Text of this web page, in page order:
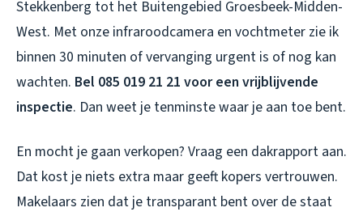
Stekkenberg tot het Buitengebied Groesbeek-Midden-
West. Met onze infraroodcamera en vochtmeter zie ik
binnen 30 minuten of vervanging urgent is of nog kan
wachten. Bel 085 019 21 21 voor een vrijblijvende
inspectie. Dan weet je tenminste waar je aan toe bent.
En mocht je gaan verkopen? Vraag een dakrapport aan.
Dat kost je niets extra maar geeft kopers vertrouwen.
Makelaars zien dat je transparant bent over de staat